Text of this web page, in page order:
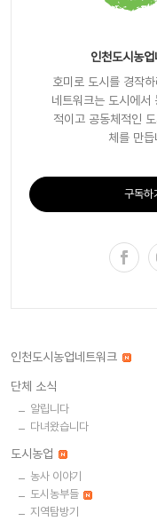
인천도시농
호미로 도시를 경작
네트워크는 도시에서
적이고 공동체적인
체를 만듭
구독하
인천도시농업네트워크
단체 소식
알립니다
다녀왔습니다
도시농업
농사 이야기
도시농부들
지역탐방기